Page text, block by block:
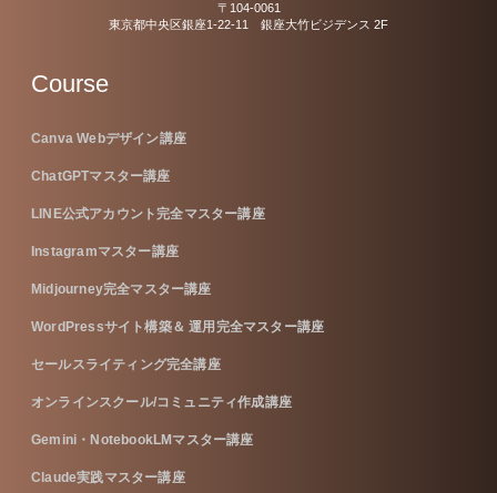
〒104-0061
東京都中央区銀座1-22-11 銀座大竹ビジデンス 2F
Course
Canva Webデザイン講座
ChatGPTマスター講座
LINE公式アカウント完全マスター講座
Instagramマスター講座
Midjourney完全マスター講座
WordPressサイト構築＆ 運用完全マスター講座
セールスライティング完全講座
オンラインスクール/コミュニティ作成講座
Gemini・NotebookLMマスター講座
Claude実践マスター講座